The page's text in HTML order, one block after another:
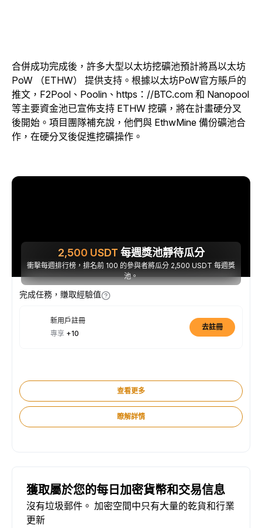
合併成功完成後，許多大型以太坊挖礦池預計將爲以太坊
PoW （ETHW） 提供支持。根據以太坊PoW官方賬戶的
推文，F2Pool、Poolin、https：//BTC.com 和 Nanopool
等主要資金池已宣佈支持 ETHW 挖礦，將在計畫硬分叉
後開始。項目團隊補充說，他們與 EthwMine 備份礦池合
作，在硬分叉後促進挖礦操作。
2,500 USDT 每週獎池靜待瓜分
衝擊每週排行榜，排名前 100 的參與者將瓜分 2,500 USDT 每週獎
池。
完成任務，賺取經驗值
新用戶註冊
專享 +10
去註冊
查看更多
瞭解詳情
獲取屬於您的每日加密貨幣和交易信息
沒有垃圾郵件。 加密空間中只有大量的乾貨和行業
更新